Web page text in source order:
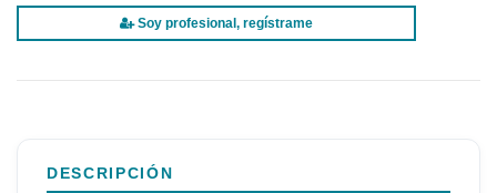
Soy profesional, regístrame
DESCRIPCIÓN